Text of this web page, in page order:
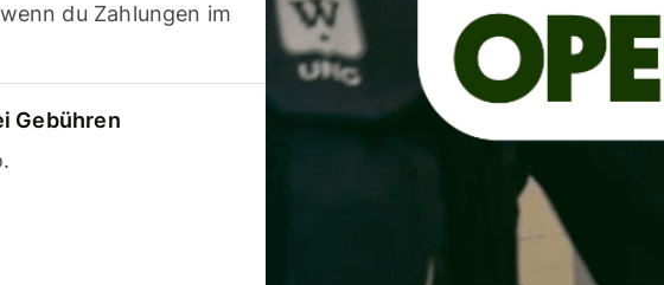
du Zahlungen im
Gebühren